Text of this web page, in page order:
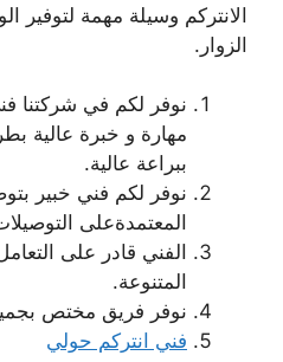
الانتركم وسيلة مهمة لتوفير
الزوار.
نوفر لكم في شركتنا
مهارة و خبرة عالية
ببراعة عالية.
المعتمدةعلى
الفني قادر على
المتنوعة.
نوفر فريق مختص
فني انتركم حولي